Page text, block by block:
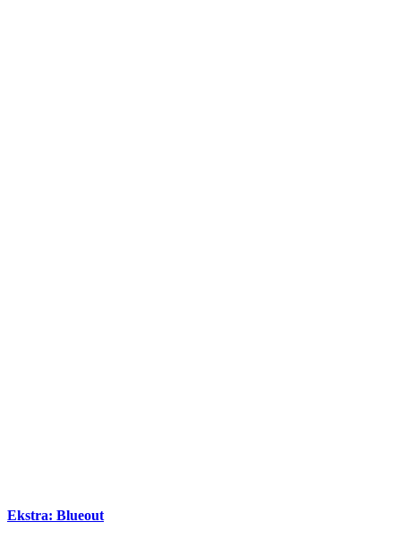
Ekstra: Blueout